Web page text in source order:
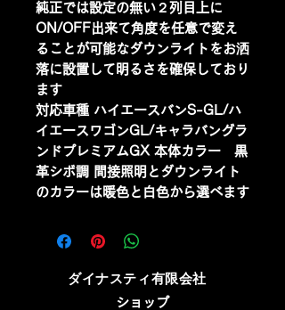
純正では設定の無い２列目上に
ON/OFF出来て角度を任意で変え
ることが可能なダウンライトをお洒
落に設置して明るさを確保しており
ます
対応車種 ハイエースバンS-GL/ハ
イエースワゴンGL/キャラバングラ
ンドプレミアムGX 本体カラー 黒
革シボ調 間接照明とダウンライト
のカラーは暖色と白色から選べます
​ダイナスティ有限会社
ショップ